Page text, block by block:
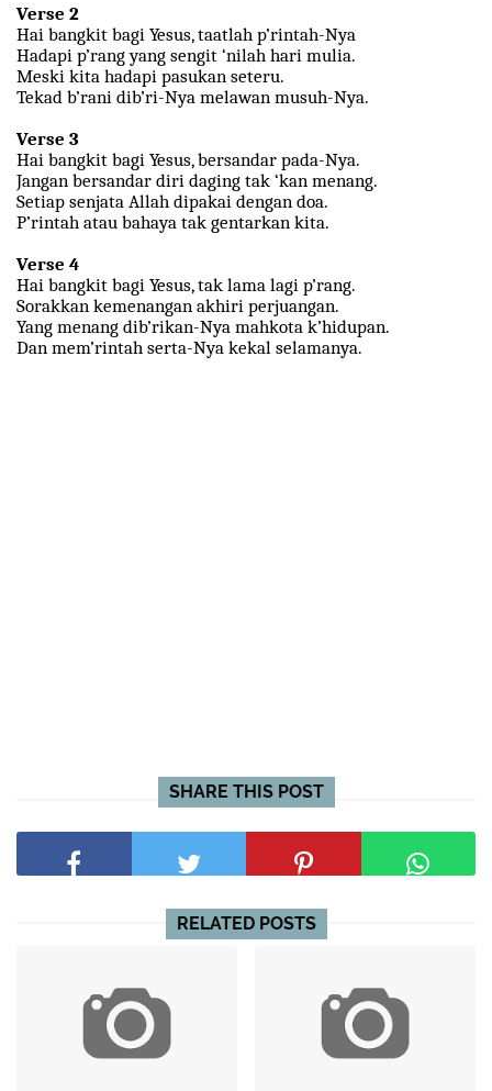
Verse 2
Hai bangkit bagi Yesus, taatlah p’rintah-Nya
Hadapi p’rang yang sengit ‘nilah hari mulia.
Meski kita hadapi pasukan seteru.
Tekad b’rani dib’ri-Nya melawan musuh-Nya.
Verse 3
Hai bangkit bagi Yesus, bersandar pada-Nya.
Jangan bersandar diri daging tak ‘kan menang.
Setiap senjata Allah dipakai dengan doa.
P’rintah atau bahaya tak gentarkan kita.
Verse 4
Hai bangkit bagi Yesus, tak lama lagi p’rang.
Sorakkan kemenangan akhiri perjuangan.
Yang menang dib’rikan-Nya mahkota k’hidupan.
Dan mem’rintah serta-Nya kekal selamanya.
SHARE THIS POST
RELATED POSTS